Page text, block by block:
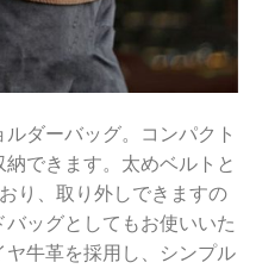
ダーバッグ。コンパクト
できます。太めベルトと
り、取り外しできますの
ッグとしてもお使いいた
牛革を採用し、シンプル